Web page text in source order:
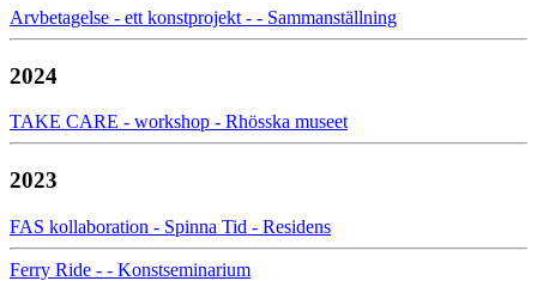
Arvbetagelse - ett konstprojekt - - Sammanställning
2024
TAKE CARE - workshop - Rhösska museet
2023
FAS kollaboration - Spinna Tid - Residens
Ferry Ride - - Konstseminarium